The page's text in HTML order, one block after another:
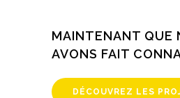
MAINTENANT QUE
AVONS FAIT
DÉCOUVREZ LES